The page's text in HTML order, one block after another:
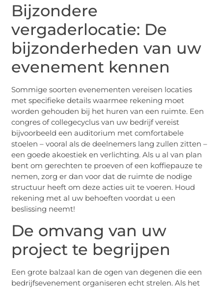
Bijzondere
vergaderlocatie: De
bijzonderheden van uw
evenement kennen
Sommige soorten evenementen vereisen locaties
met specifieke details waarmee rekening moet
worden gehouden bij het huren van een ruimte. Een
congres of collegecyclus van uw bedrijf vereist
bijvoorbeeld een auditorium met comfortabele
stoelen – vooral als de deelnemers lang zullen zitten –
een goede akoestiek en verlichting. Als u al van plan
bent om gerechten te proeven of een koffiepauze te
nemen, zorg er dan voor dat de ruimte de nodige
structuur heeft om deze acties uit te voeren. Houd
rekening met al uw behoeften voordat u een
beslissing neemt!
De omvang van uw
project te begrijpen
Een grote balzaal kan de ogen van degenen die een
bedrijfsevenement organiseren echt strelen. Als het